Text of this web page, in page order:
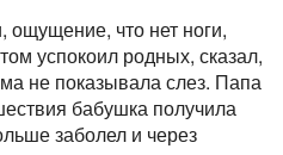
что нет ноги,
успокоил родных, сказал,
не показывала слез. Папа
бабушка получила
заболел и через